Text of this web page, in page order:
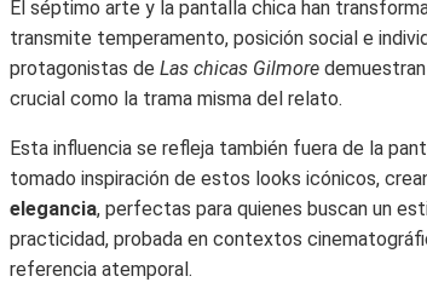
El séptimo arte y la pantalla chica han
transmite temperamento, posición social e
protagonistas de Las chicas Gilmore
crucial como la trama misma del relato.
Esta influencia se refleja también fuera de la
tomado inspiración de estos looks icónicos,
elegancia, perfectas para quienes buscan un
practicidad, probada en contextos
referencia atemporal.